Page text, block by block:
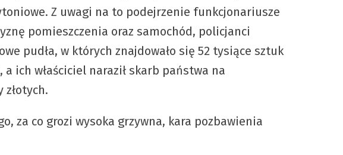
Z uwagi na to podejrzenie funkcjonariusze
pomieszczenia oraz samochód, policjanci
pudła, w których znajdowało się 52 tysiące sztuk
ich właściciel naraził skarb państwa na
złotych.
za co grozi wysoka grzywna, kara pozbawienia